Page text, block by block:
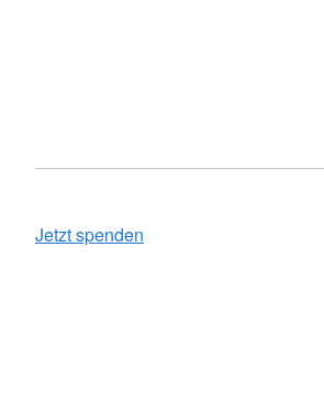
Jetzt spenden